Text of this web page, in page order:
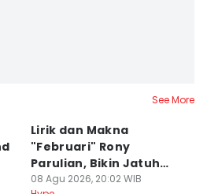
See More
Lirik dan Makna
"Februari" Rony
Parulian, Bikin Jatuh
Cinta?
08 Agu 2026, 20:02 WIB